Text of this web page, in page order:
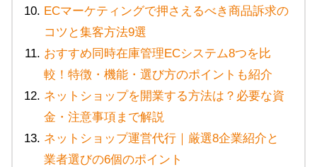
ECマーケティングで押さえるべき商品訴求の
コツと集客方法9選
おすすめ同時在庫管理ECシステム8つを比
較！特徴・機能・選び方のポイントも紹介
ネットショップを開業する方法は？必要な資
金・注意事項まで解説
ネットショップ運営代行｜厳選8企業紹介と
業者選びの6個のポイント